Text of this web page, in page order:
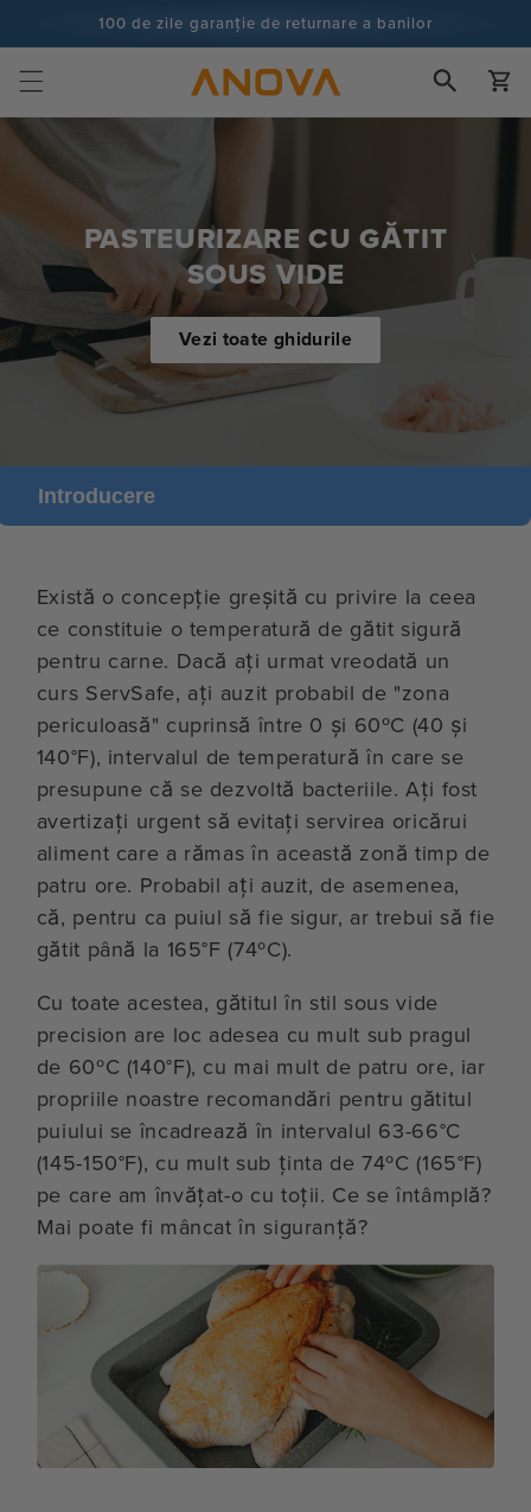
conținut100 de zile garanție de returnare a banilor
100+ milioane de bucătari și numărătoarea continuă
Cart
PASTEURIZARE CU GĂTIT
SOUS VIDE
Vezi toate ghidurile
Introducere
Există o concepție greșită cu privire la ceea
ce constituie o temperatură de gătit sigură
pentru carne. Dacă ați urmat vreodată un
curs ServSafe, ați auzit probabil de "zona
periculoasă" cuprinsă între 0 și 60ºC (40 și
140°F), intervalul de temperatură în care se
presupune că se dezvoltă bacteriile. Ați fost
avertizați urgent să evitați servirea oricărui
aliment care a rămas în această zonă timp de
patru ore. Probabil ați auzit, de asemenea,
că, pentru ca puiul să fie sigur, ar trebui să fie
gătit până la 165°F (74ºC).
Cu toate acestea, gătitul în stil sous vide
precision are loc adesea cu mult sub pragul
de 60ºC (140°F), cu mai mult de patru ore, iar
propriile noastre recomandări pentru gătitul
puiului se încadrează în intervalul 63-66°C
(145-150°F), cu mult sub ținta de 74ºC (165°F)
pe care am învățat-o cu toții. Ce se întâmplă?
Mai poate fi mâncat în siguranță?